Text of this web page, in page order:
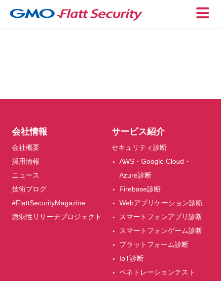
会社情報
会社概要
採用情報
ニュース
技術ブログ
#FlattSecurityMagazine
脆弱性リサーチプロジェクト
サービス紹介
セキュリティ診断
AWS・Google Cloud・
Azure診断
Firebase診断
Webアプリケーション診断
スマートフォンアプリ診断
スマートフォンゲーム診断
プラットフォーム診断
IoT診断
ペネトレーションテスト